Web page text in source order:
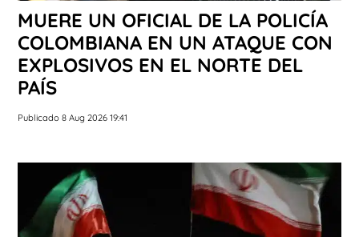
MUERE UN OFICIAL DE LA POLICÍA
COLOMBIANA EN UN ATAQUE CON
EXPLOSIVOS EN EL NORTE DEL
PAÍS
Publicado 8 Aug 2026 19:41